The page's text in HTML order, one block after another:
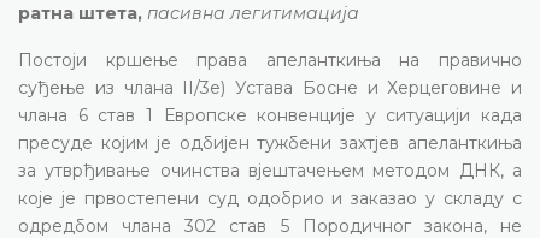
ратна штета, пасивна легитимација
Постоји кршење права апеланткиња на правично
суђење из члана II/3е) Устава Босне и Херцеговине и
члана 6 став 1 Европске конвенције у ситуацији када
пресуде којим је одбијен тужбени захтјев апеланткиња
за утврђивање очинства вјештачењем методом ДНК, а
које је првостепени суд одобрио и заказао у складу с
одредбом члана 302 став 5 Породичног закона, не